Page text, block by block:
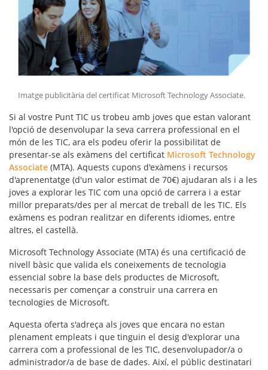
Imatge publicitària del certificat Microsoft Technology Associate.
Si al vostre Punt TIC us trobeu amb joves que estan valorant
l'opció de desenvolupar la seva carrera professional en el
món de les TIC, ara els podeu oferir la possibilitat de
presentar-se als exàmens del certificat Microsoft Technology
Associate (MTA). Aquests cupons d'exàmens i recursos
d'aprenentatge (d'un valor estimat de 70€) ajudaran als i a les
joves a explorar les TIC com una opció de carrera i a estar
millor preparats/des per al mercat de treball de les TIC. Els
exàmens es podran realitzar en diferents idiomes, entre
altres, el castellà.
Microsoft Technology Associate (MTA) és una certificació de
nivell bàsic que valida els coneixements de tecnologia
essencial sobre la base dels productes de Microsoft,
necessaris per començar a construir una carrera en
tecnologies de Microsoft.
Aquesta oferta s'adreça als joves que encara no estan
plenament empleats i que tinguin el desig d'explorar una
carrera com a professional de les TIC, desenvolupador/a o
administrador/a de base de dades. Així, el públic destinatari